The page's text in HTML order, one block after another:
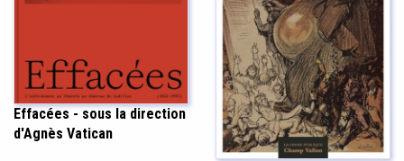
Effacées - sous la direction
d'Agnès Vatican